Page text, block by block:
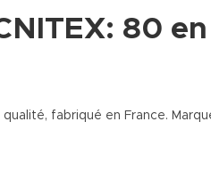
80
fabriqué en France.